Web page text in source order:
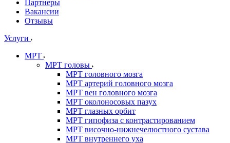
Партнеры
Вакансии
Отзывы
Услуги
МРТ
МРТ головы
МРТ головного мозга
МРТ артерий головного мозга
МРТ вен головного мозга
МРТ околоносовых пазух
МРТ глазных орбит
МРТ гипофиза с контрастированием
МРТ височно-нижнечелюстного сустава
МРТ внутреннего уха